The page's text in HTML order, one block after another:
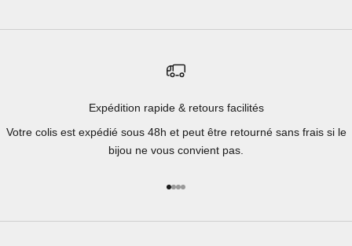
Expédition rapide & retours facilités
Votre colis est expédié sous 48h et peut être retourné sans frais si le
bijou ne vous convient pas.
Aller à l'élément 1
Aller à l'élément 2
Aller à l'élément 3
Aller à l'élément 4